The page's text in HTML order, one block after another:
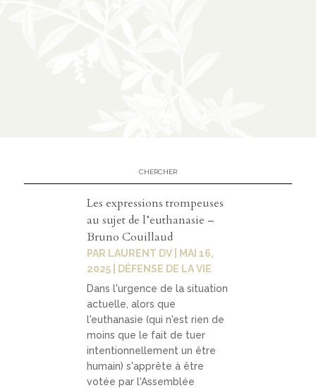
Les expressions trompeuses
au sujet de l’euthanasie –
Bruno Couillaud
PAR LAURENT DV
MAI 16,
2025
DÉFENSE DE LA VIE
Dans l'urgence de la situation
actuelle, alors que
l'euthanasie (qui n'est rien de
moins que le fait de tuer
intentionnellement un être
humain) s'apprête à être
votée par l'Assemblée